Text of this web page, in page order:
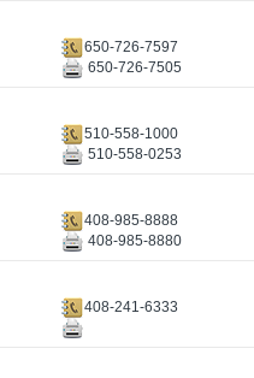
650-726-7597
650-726-7505
510-558-1000
510-558-0253
408-985-8888
408-985-8880
408-241-6333